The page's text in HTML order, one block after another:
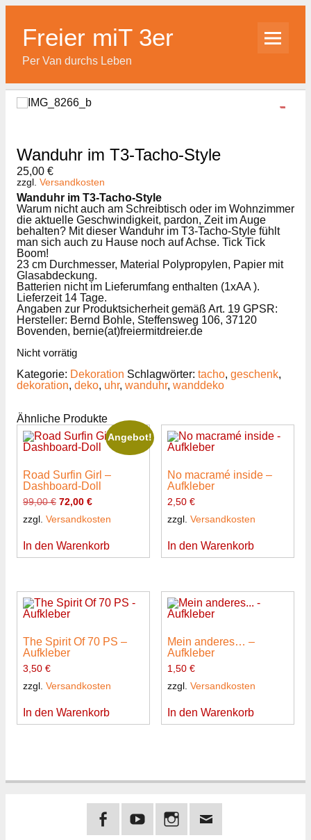
Skip
contentFreier miT 3er
Per Van durchs Leben
Wanduhr im T3-Tacho-Style
25,00 €
zzgl. Versandkosten
Wanduhr im T3-Tacho-Style
Warum nicht auch am Schreibtisch oder im Wohnzimmer
die aktuelle Geschwindigkeit, pardon, Zeit im Auge
behalten? Mit dieser Wanduhr im T3-Tacho-Style fühlt
man sich auch zu Hause noch auf Achse. Tick Tick
Boom!
23 cm Durchmesser, Material Polypropylen, Papier mit
Glasabdeckung.
Batterien nicht im Lieferumfang enthalten (1xAA ).
Lieferzeit 14 Tage.
Angaben zur Produktsicherheit gemäß Art. 19 GPSR:
Hersteller: Bernd Bohle, Steffensweg 106, 37120
Bovenden, bernie(at)freiermitdreier.de
Nicht vorrätig
Kategorie: Dekoration Schlagwörter: tacho, geschenk,
dekoration, deko, uhr, wanduhr, wanddeko
Ähnliche Produkte
Angebot!
Road Surfin Girl –
Dashboard-Doll
99,00€ Ursprünglicher
war:
72,00 €Aktueller
ist:
zzgl. Versandkosten
In den Warenkorb
No macramé inside –
Aufkleber
2,50 €
zzgl. Versandkosten
In den Warenkorb
The Spirit Of 70 PS –
Aufkleber
3,50 €
zzgl. Versandkosten
In den Warenkorb
Mein anderes… –
Aufkleber
1,50 €
zzgl. Versandkosten
In den Warenkorb